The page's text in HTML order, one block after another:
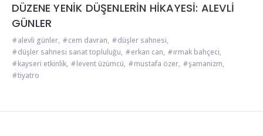
DÜZENE YENİK DÜŞENLERİN HİKAYESİ: ALEVLİ
GÜNLER
alevli günler, cem davran, düşler sahnesi,
düşler sahnesi sanat topluluğu, erkan can, ırmak bahçeci,
kayseri etkinlik, levent üzümcü, mustafa özer, şamanizm,
tiyatro